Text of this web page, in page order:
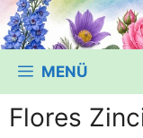
MENÜ
Flores